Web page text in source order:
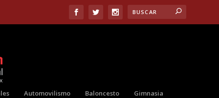
Automovilismo Baloncesto Gimnasia